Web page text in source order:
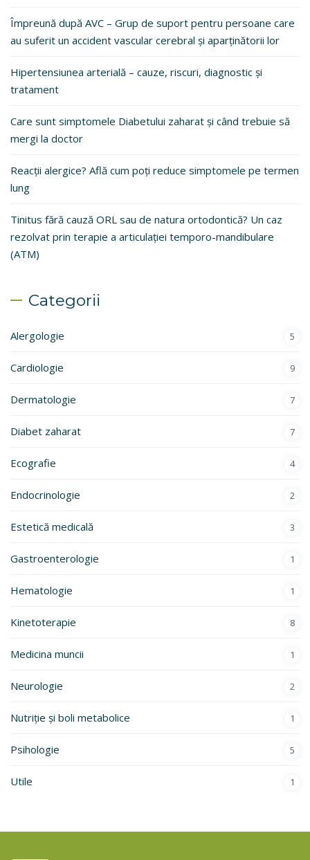
Împreună după AVC – Grup de suport pentru persoane care
au suferit un accident vascular cerebral și aparținătorii lor
Hipertensiunea arterială – cauze, riscuri, diagnostic și
tratament
Care sunt simptomele Diabetului zaharat și când trebuie să
mergi la doctor
Reacții alergice? Află cum poți reduce simptomele pe termen
lung
Tinitus fără cauză ORL sau de natura ortodontică? Un caz
rezolvat prin terapie a articulației temporo-mandibulare
(ATM)
Categorii
Alergologie 5
Cardiologie 9
Dermatologie 7
Diabet zaharat 7
Ecografie 4
Endocrinologie 2
Estetică medicală 3
Gastroenterologie 1
Hematologie 1
Kinetoterapie 8
Medicina muncii 1
Neurologie 2
Nutriție și boli metabolice 1
Psihologie 5
Utile 1